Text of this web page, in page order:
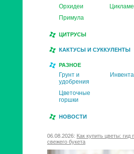
Орхидеи
Примула
ЦИТРУСЫ
КАКТУСЫ И СУККУЛЕНТЫ
РАЗНОЕ
Грунт и
удобрения
Цветочные
горшки
НОВОСТИ
06.08.2026: Как купить цветы: гид
свежего букета